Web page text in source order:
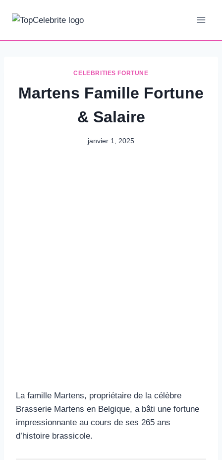
CELEBRITIES FORTUNE
Martens Famille Fortune
& Salaire
janvier 1, 2025
La famille Martens, propriétaire de la célèbre
Brasserie Martens en Belgique, a bâti une fortune
impressionnante au cours de ses 265 ans
d’histoire brassicole.